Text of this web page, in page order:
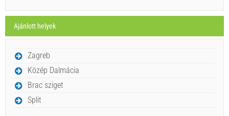
Érdeklődés küldése.
Ajánlott helyek
Zagreb
Közép Dalmácia
Brac sziget
Split